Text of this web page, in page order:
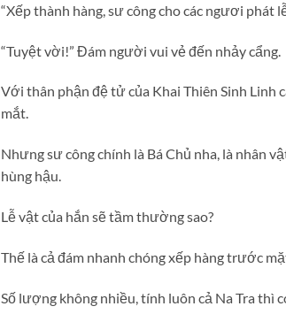
“Xếp thành hàng, sư công cho các ngươi phát
“Tuyệt vời!” Đám người vui vẻ đến nhảy cẩng.
Với thân phận đệ tử của Khai Thiên Sinh Linh
mắt.
Nhưng sư công chính là Bá Chủ nha, là nhân
hùng hậu.
Lễ vật của hắn sẽ tầm thường sao?
Thế là cả đám nhanh chóng xếp hàng trước
Số lượng không nhiều, tính luôn cả Na Tra thì